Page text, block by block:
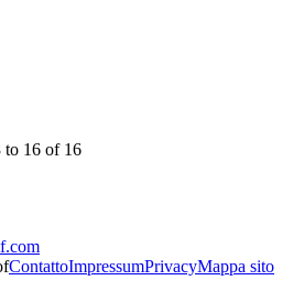
to 16 of 16
ContattoImpressumPrivacyMappa sito